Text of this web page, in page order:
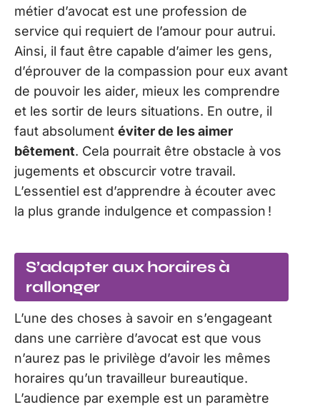
métier d’avocat est une profession de
service qui requiert de l’amour pour autrui.
Ainsi, il faut être capable d’aimer les gens,
d’éprouver de la compassion pour eux avant
de pouvoir les aider, mieux les comprendre
et les sortir de leurs situations. En outre, il
faut absolument éviter de les aimer
bêtement. Cela pourrait être obstacle à vos
jugements et obscurcir votre travail.
L’essentiel est d’apprendre à écouter avec
la plus grande indulgence et compassion !
S’adapter aux horaires à
rallonger
L’une des choses à savoir en s’engageant
dans une carrière d’avocat est que vous
n’aurez pas le privilège d’avoir les mêmes
horaires qu’un travailleur bureautique.
L’audience par exemple est un paramètre